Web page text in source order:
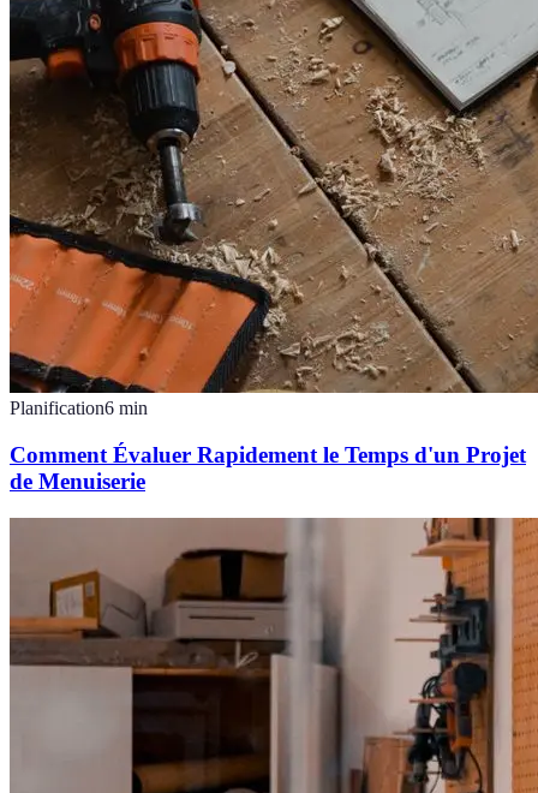
Planification6 min
Comment Évaluer Rapidement le Temps d'un Projet
de Menuiserie